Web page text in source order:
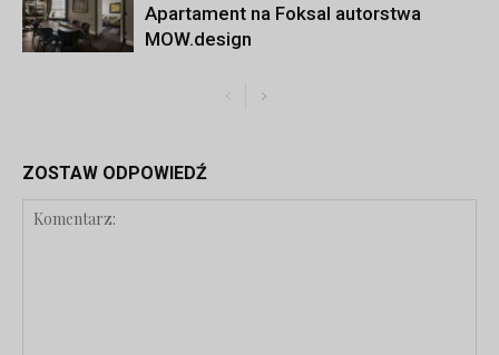
Apartament na Foksal autorstwa
MOW.design
ZOSTAW ODPOWIEDŹ